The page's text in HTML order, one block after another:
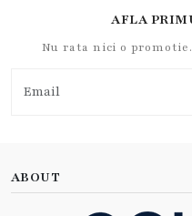
AFLA
Nu rata nici o
ABOUT